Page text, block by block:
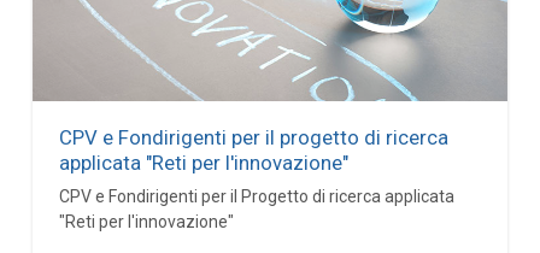
CPV e Fondirigenti per il progetto di ricerca
applicata "Reti per l'innovazione"
CPV e Fondirigenti per il Progetto di ricerca applicata
"Reti per l'innovazione"